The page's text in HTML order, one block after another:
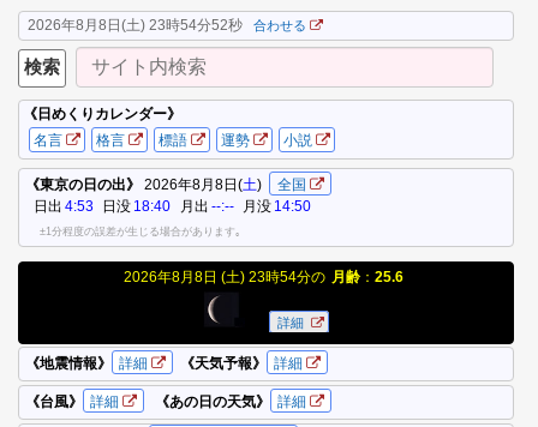
2026年8月8日(土) 23時54分53秒 合わせる